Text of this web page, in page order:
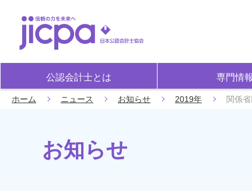
公認会計士とは 専門情報
ホーム ニュース お知らせ 2019年 関係
お知らせ